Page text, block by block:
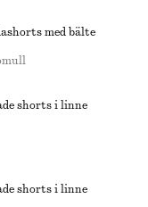
med bälte
shorts i linne
shorts i linne